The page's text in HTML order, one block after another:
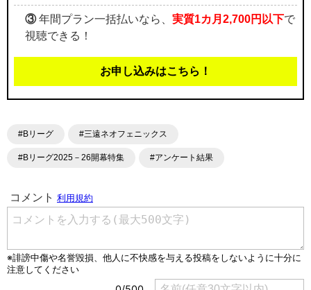
③年間プラン一括払いなら、 実質1カ月2,700円以下で
視聴できる！
お申し込みはこちら！
#Bリーグ #三遠ネオフェニックス
#Bリーグ2025－26開幕特集 #アンケート結果